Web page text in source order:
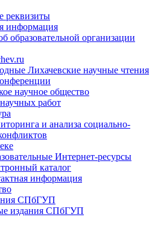
реквизиты
информация
образовательной организации
Лихачевские научные чтения
научное общество
работ
и анализа социально-
Интернет-ресурсы
каталог
информация
СПбГУП
издания СПбГУП